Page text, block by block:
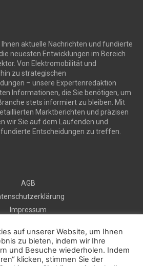
aktuelle Nachrichten und fundierte
neuesten Entwicklungen im Bereich
Von Elektromobilität und
zu strategischen
– unsere Expertenredaktion
Informationen, die Sie benötigen, um
stets informiert zu bleiben. Mit
Marktberichten und präzisen
wir Sie auf dem Laufenden und
Entscheidungen zu treffen.
AGB
Impressum
Kontakt
veröffentlichen
auf unserer Website, um Ihnen
zu bieten, indem wir Ihre
und Besuche wiederholen. Indem
klicken, stimmen Sie der